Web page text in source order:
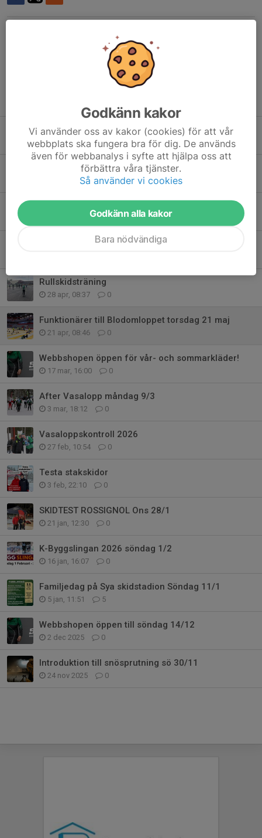
Rullskidsträning
5 aug, 12:00 0
Springskyttetävling i Sya den 30 augusti!
29 jun, 16:47 0
0
Underhåll och utveckling av anläggningen
Rullskidsträning
28 apr, 08:37 0
Funktionärer till Blodomloppet torsdag 21 maj
21 apr, 08:46 0
Webbshopen öppen för vår- och sommarkläder!
17 mar, 16:00 0
After Vasalopp måndag 9/3
3 mar, 18:12 0
Vasaloppskontroll 2026
27 feb, 10:54 0
Testa stakskidor
3 feb, 22:10 0
SKIDTEST ROSSIGNOL Ons 28/1
21 jan, 12:30 0
K-Byggslingan 2026 söndag 1/2
16 jan, 16:07 0
Familjedag på Sya skidstadion Söndag 11/1
5 jan, 11:51 5
Webbshopen öppen till söndag 14/12
2 dec 2025 0
Introduktion till snösprutning sö 30/11
24 nov 2025 0
Godkänn kakor
Vi använder oss av kakor (cookies) för att vår
webbplats ska fungera bra för dig. De används
även för webbanalys i syfte att hjälpa oss att
förbättra våra tjänster.
Så använder vi cookies
Godkänn alla kakor
Bara nödvändiga